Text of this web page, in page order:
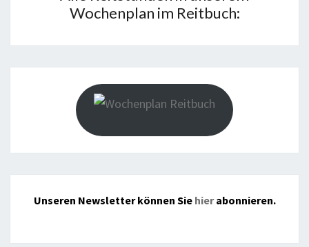
Wochenplan im Reitbuch:
Unseren Newsletter können Sie hierabonnieren.